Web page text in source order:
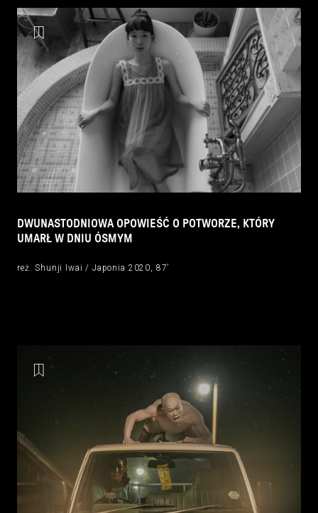
DWUNASTODNIOWA OPOWIEŚĆ O POTWORZE, KTÓRY
UMARŁ W DNIU ÓSMYM
reż. Shunji Iwai / Japonia 2020, 87’